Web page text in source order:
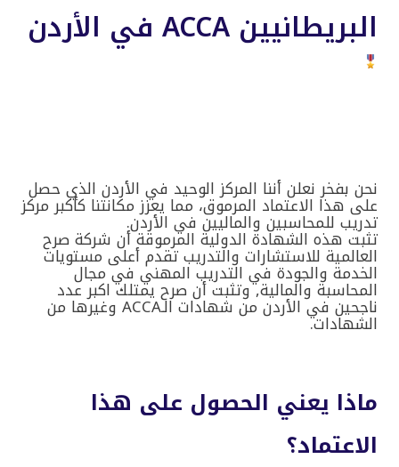
البريطانيين ACCA في الأردن
نحن بفخر نعلن أننا المركز الوحيد في الأردن الذي حصل
على هذا الاعتماد المرموق، مما يعزز مكانتنا كأكبر مركز
تدريب للمحاسبين والماليين في الأردن.
تثبت هذه الشهادة الدولية المرموقة أن شركة صرح
العالمية للاستشارات والتدريب تقدم أعلى مستويات
الخدمة والجودة في التدريب المهني في مجال
المحاسبة والمالية, وتثبت أن صرح يمتلك اكبر عدد
ناجحين في الأردن من شهادات الـACCA وغيرها من
الشهادات.
ماذا يعني الحصول على هذا
الاعتماد؟